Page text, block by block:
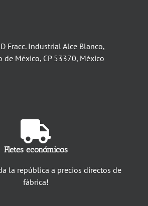
Fracc. Industrial Alce Blanco,
de México, CP 53370, México
Fletes económicos
la república a precios directos de
fábrica!